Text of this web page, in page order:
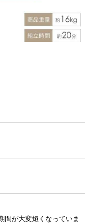
間が大変短くなっていま